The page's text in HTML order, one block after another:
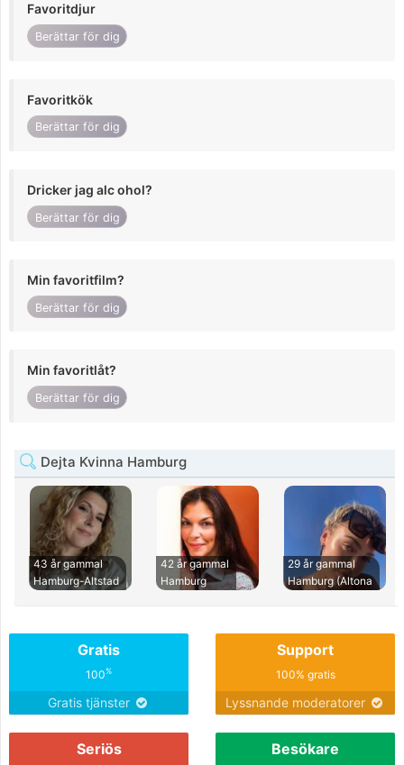
Favoritdjur
Berättar för dig
Favoritkök
Berättar för dig
Dricker jag alc ohol?
Berättar för dig
Min favoritfilm?
Berättar för dig
Min favoritlåt?
Berättar för dig
Dejta Kvinna Hamburg
43 år gammal
Hamburg-Altstad
42 år gammal
Hamburg
29 år gammal
Hamburg (Altona
Gratis
100%
Gratis tjänster
Support
100% gratis
Lyssnande moderatorer
Seriös Besökare